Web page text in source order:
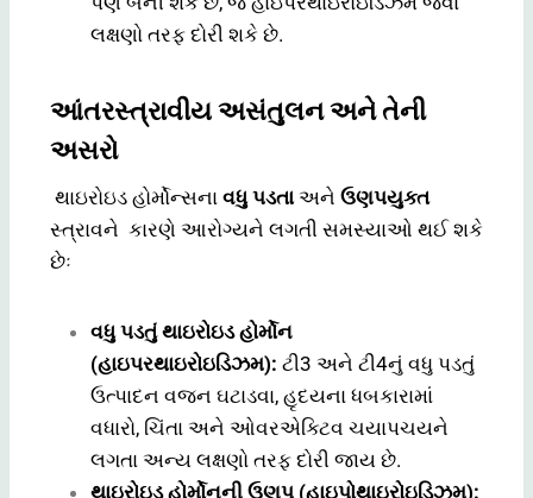
લક્ષણો તરફ દોરી શકે છે.
આંતરસ્ત્રાવીય અસંતુલન અને તેની
અસરો
થાઇરોઇડ હોર્મોન્સના વધુ પડતાઅને ઉણપયુક્ત
સ્ત્રાવને કારણે આરોગ્યને લગતી સમસ્યાઓ થઈ શકે
છેઃ
વધુ પડતું થાઇરોઇડ હોર્મોન
(હાઇપરથાઇરોઇડિઝમ): ટી3 અને ટી4નું વધુ પડતું
ઉત્પાદન વજન ઘટાડવા, હૃદયના ધબકારામાં
વધારો, ચિંતા અને ઓવરએક્ટિવ ચયાપચયને
લગતા અન્ય લક્ષણો તરફ દોરી જાય છે.
થાઇરોઇડ હોર્મોનની ઉણપ (હાઇપોથાઇરોઇડિઝમ):